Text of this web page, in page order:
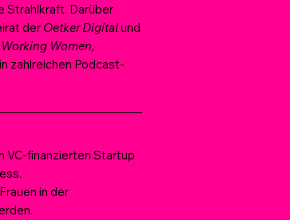
Strahlkraft. Darüber
der Oetker Digitalund
Working Women,
zahlreichen Podcast-
VC-finanzierten Startup
in der